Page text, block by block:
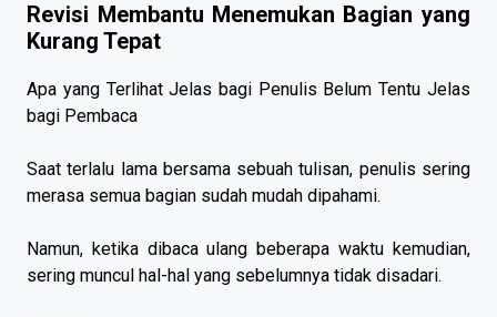
Revisi Membantu Menemukan Bagian yang
Kurang Tepat
Apa yang Terlihat Jelas bagi Penulis Belum Tentu Jelas
bagi Pembaca
Saat terlalu lama bersama sebuah tulisan, penulis sering
merasa semua bagian sudah mudah dipahami.
Namun, ketika dibaca ulang beberapa waktu kemudian,
sering muncul hal-hal yang sebelumnya tidak disadari.